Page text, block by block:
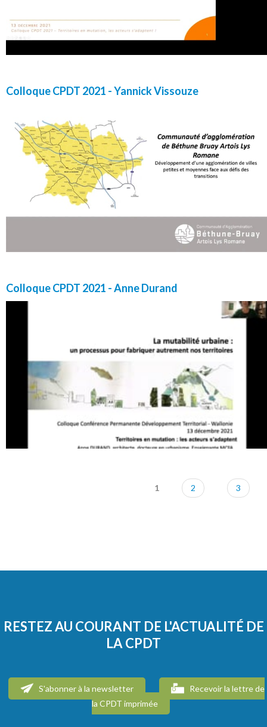
Colloque CPDT 2021 - Yannick Vissouze
Colloque CPDT 2021 - Anne Durand
1 2 3
RESTEZ AU COURANT DE L'ACTUALITÉ DE
LA CPDT
S'abonner à la newsletter
Recevoir la lettre de
la CPDT imprimée